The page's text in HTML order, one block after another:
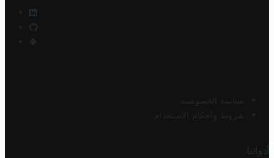
سياسة الخصوصية
شروط وأحكام الاستخدام
أدواتنا